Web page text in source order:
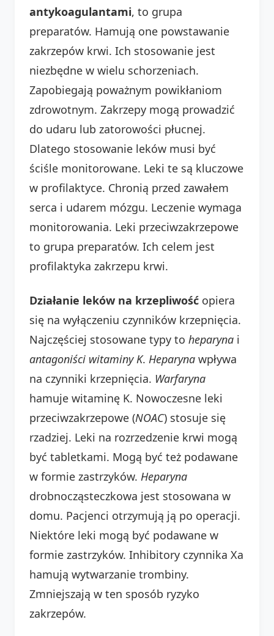
antykoagulantami, to grupa
preparatów. Hamują one powstawanie
zakrzepów krwi. Ich stosowanie jest
niezbędne w wielu schorzeniach.
Zapobiegają poważnym powikłaniom
zdrowotnym. Zakrzepy mogą prowadzić
do udaru lub zatorowości płucnej.
Dlatego stosowanie leków musi być
ściśle monitorowane. Leki te są kluczowe
w profilaktyce. Chronią przed zawałem
serca i udarem mózgu. Leczenie wymaga
monitorowania. Leki przeciwzakrzepowe
to grupa preparatów. Ich celem jest
profilaktyka zakrzepu krwi.
Działanie leków na krzepliwość opiera
się na wyłączeniu czynników krzepnięcia.
Najczęściej stosowane typy to heparyna i
antagoniści witaminy K. Heparyna wpływa
na czynniki krzepnięcia. Warfaryna
hamuje witaminę K. Nowoczesne leki
przeciwzakrzepowe (NOAC) stosuje się
rzadziej. Leki na rozrzedzenie krwi mogą
być tabletkami. Mogą być też podawane
w formie zastrzyków. Heparyna
drobnocząsteczkowa jest stosowana w
domu. Pacjenci otrzymują ją po operacji.
Niektóre leki mogą być podawane w
formie zastrzyków. Inhibitory czynnika Xa
hamują wytwarzanie trombiny.
Zmniejszają w ten sposób ryzyko
zakrzepów.